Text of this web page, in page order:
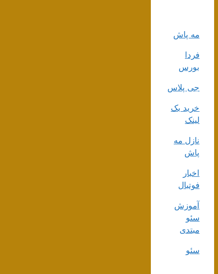
مه پاش
فردا
بورس
جی پلاس
خرید بک
لینک
نازل مه
پاش
اخبار
فوتبال
آموزش
سئو
مبتدی
سئو